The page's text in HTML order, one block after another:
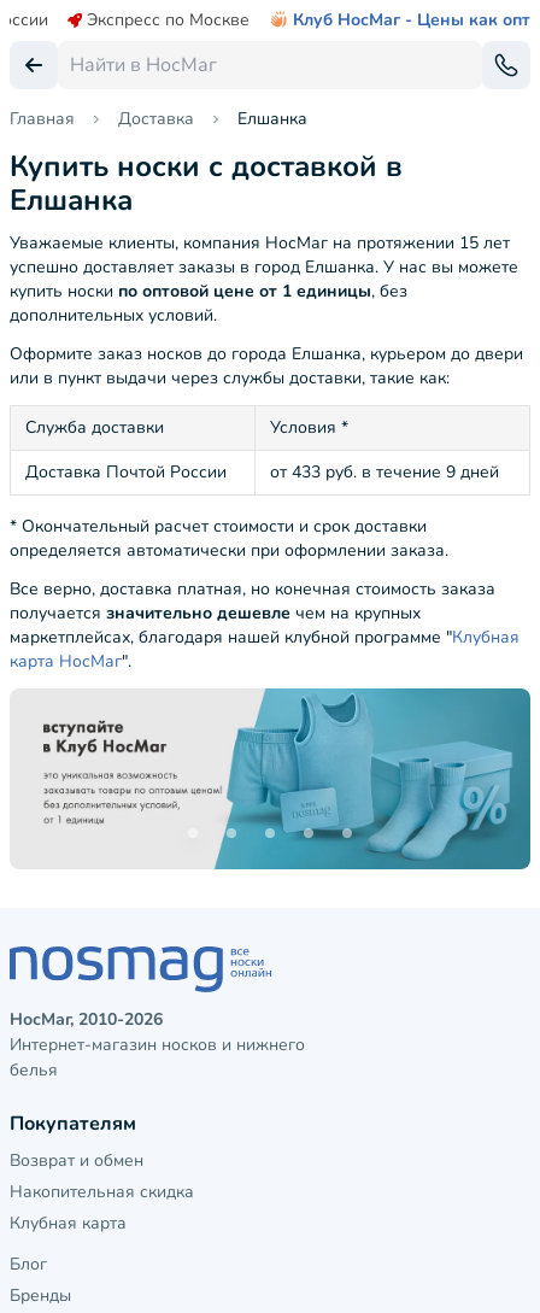
Экспресс по Москве Клуб НосМаг - Цены как опт
Главная Доставка Елшанка
Купить носки с доставкой в
Елшанка
Уважаемые клиенты, компания НосМаг на протяжении 15 лет
успешно доставляет заказы в город Елшанка. У нас вы можете
купить носки по оптовой цене от 1 единицы, без
дополнительных условий.
Оформите заказ носков до города Елшанка, курьером до двери
или в пункт выдачи через службы доставки, такие как:
Служба доставки
Условия *
Доставка Почтой России
от 433 руб. в течение 9 дней
* Окончательный расчет стоимости и срок доставки
определяется автоматически при оформлении заказа.
Все верно, доставка платная, но конечная стоимость заказа
получается значительно дешевле чем на крупных
маркетплейсах, благодаря нашей клубной программе "Клубная
карта НосМаг".
НосМаг, 2010-2026
Интернет-магазин носков и нижнего
белья
Покупателям
Возврат и обмен
Накопительная скидка
Клубная карта
Блог
Бренды